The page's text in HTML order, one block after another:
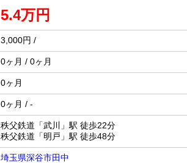
5.4万円
3,000円 /
0ヶ月 / 0ヶ月
0ヶ月
0ヶ月 / -
秩父鉄道「武川」駅 徒歩22分
秩父鉄道「明戸」駅 徒歩48分
埼玉県深谷市田中